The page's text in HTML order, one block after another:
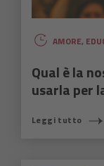
AMORE,
Qual è la
usarla per
Leggi tutto